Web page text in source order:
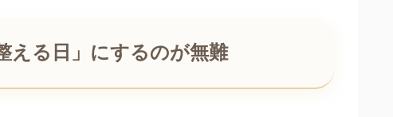
える日」にするのが無難